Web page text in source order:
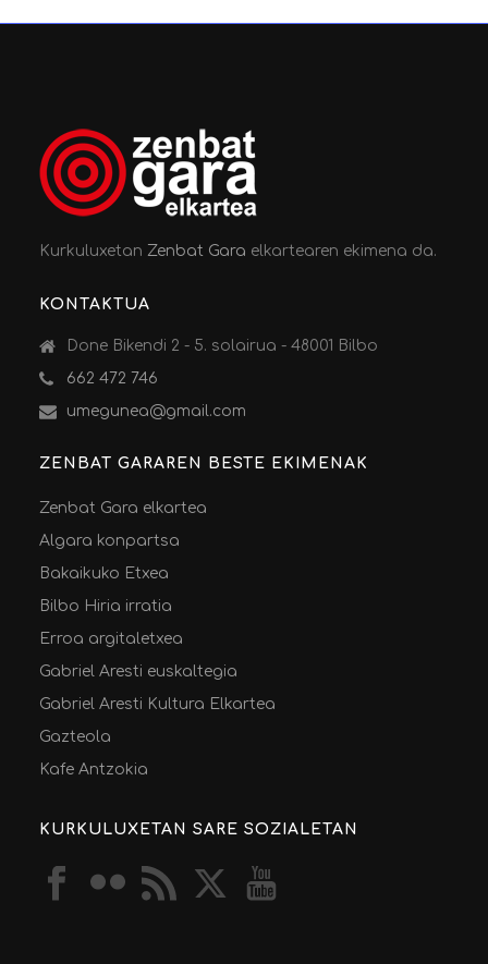
KurkuluxetanZenbat Gara elkartearen ekimena da.
KONTAKTUA
Done Bikendi 2 - 5. solairua - 48001 Bilbo
662 472 746
umegunea@gmail.com
ZENBAT GARAREN BESTE EKIMENAK
Zenbat Gara elkartea
Algara konpartsa
Bakaikuko Etxea
Bilbo Hiria irratia
Erroa argitaletxea
Gabriel Aresti euskaltegia
Gabriel Aresti Kultura Elkartea
Gazteola
Kafe Antzokia
KURKULUXETAN SARE SOZIALETAN